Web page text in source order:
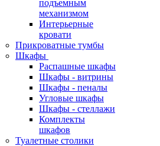
подъемным
механизмом
Интерьерные
кровати
Прикроватные тумбы
Шкафы
Распашные шкафы
Шкафы - витрины
Шкафы - пеналы
Угловые шкафы
Шкафы - стеллажи
Комплекты
шкафов
Туалетные столики